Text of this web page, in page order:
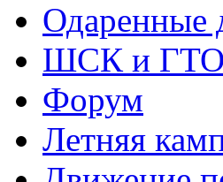
Одаренные
ШСК и ГТО
Форум
Летняя